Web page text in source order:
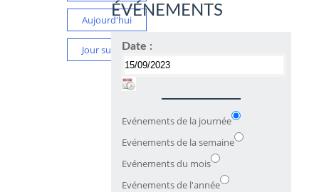
Aujourd'hui
Jour suivant
ÉVÉNEMENTS
Date :
Evénements de la journée
Evénements de la semaine
Evénements du mois
Evénements de l'année